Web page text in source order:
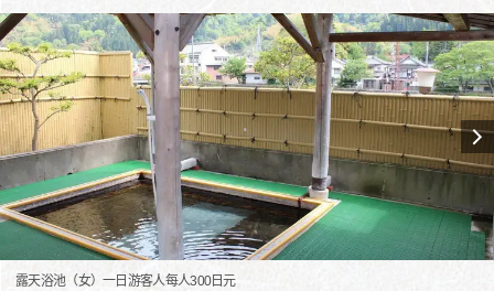
露天浴池（女）一日游客人每人300日元